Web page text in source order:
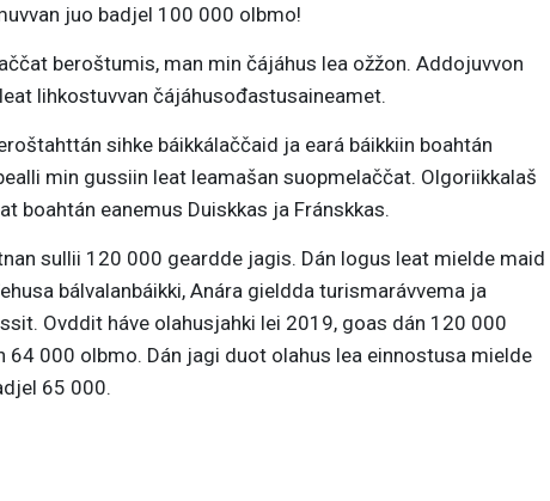
juo badjel 100 000 olbmo!
beroštumis, man min čájáhus lea ožžon. Addojuvvon
lihkostuvvan čájáhusođastusaineamet.
sihke báikkálaččaid ja eará báikkiin boahtán
min gussiin leat leamašan suopmelaččat. Olgoriikkalaš
boahtán eanemus Duiskkas ja Fránskkas.
sullii 120 000 geardde jagis. Dán logus leat mielde maid
bálvalanbáikki, Anára gieldda turismarávvema ja
Ovddit háve olahusjahki lei 2019, goas dán 120 000
64 000 olbmo. Dán jagi duot olahus lea einnostusa mielde
65 000.